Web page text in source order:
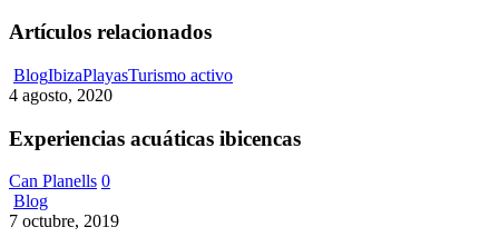
Artículos relacionados
BlogIbizaPlayasTurismo activoExperiencias
4 agosto, 2020
Experiencias acuáticas ibicencas
Can Planells 0
BlogPaseos
de
7 octubre, 2019